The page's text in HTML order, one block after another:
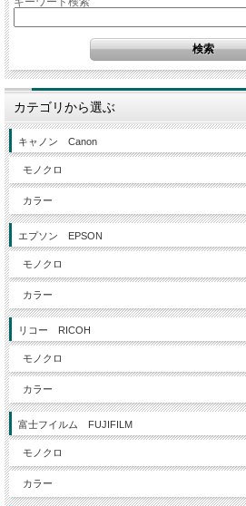
カテゴリから選ぶ
キャノン Canon
モノクロ
カラー
エプソン EPSON
モノクロ
カラー
リコー RICOH
モノクロ
カラー
富士フイルム FUJIFILM
モノクロ
カラー